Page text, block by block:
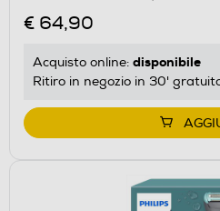
€ 64,90
Acquisto online: disponibile
Ritiro in negozio in 30'